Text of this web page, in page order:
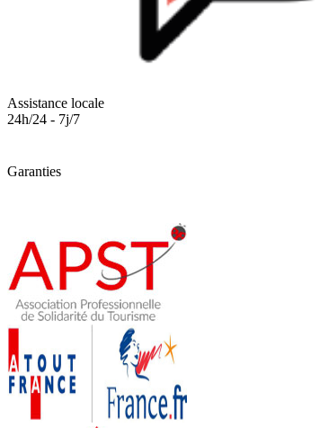
Assistance locale
24h/24 - 7j/7
Garanties